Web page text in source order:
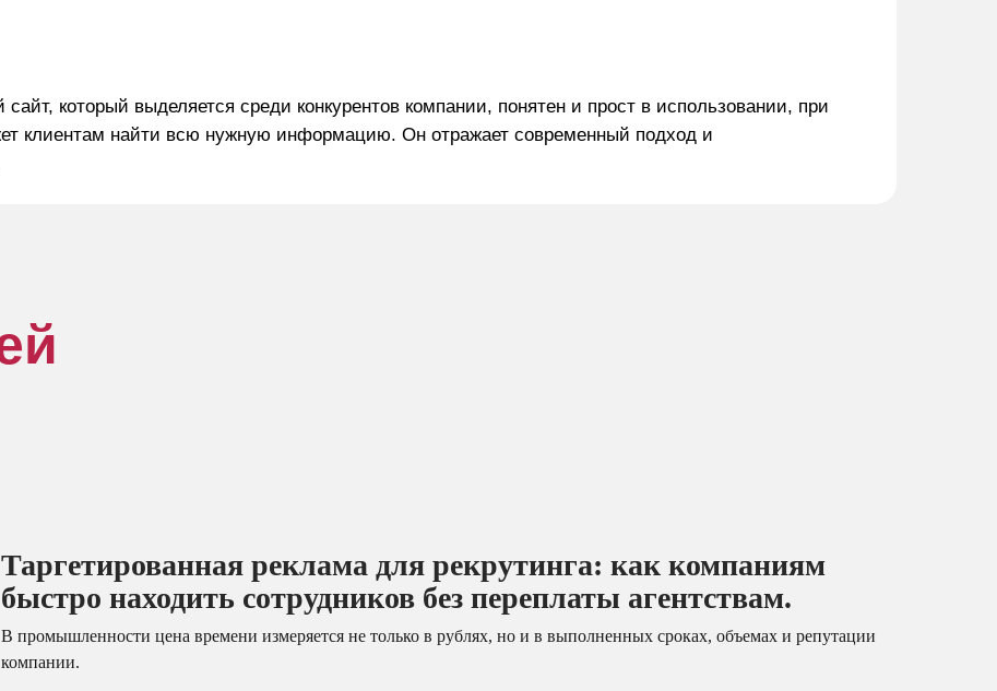
который выделяется среди конкурентов компании, понятен и прост в использовании, при
клиентам найти всю нужную информацию. Он отражает современный подход и
Таргетированная реклама для рекрутинга: как компаниям
быстро находить сотрудников без переплаты агентствам.
В промышленности цена времени измеряется не только в рублях, но и в выполненных сроках, объемах и репутации
компании.